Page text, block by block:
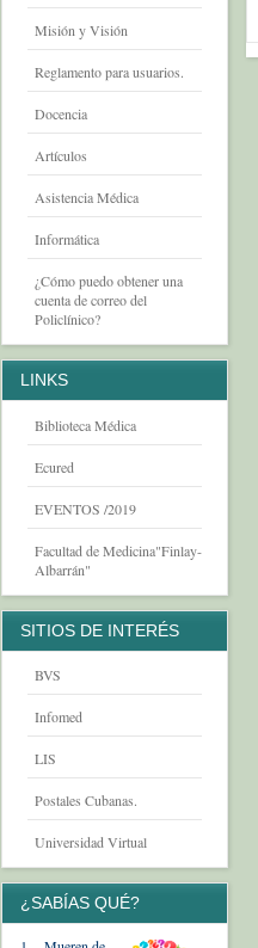
Misión y Visión
Reglamento para usuarios.
Docencia
Artículos
Asistencia Médica
Informática
¿Cómo puedo obtener una
cuenta de correo del
Policlínico?
LINKS
Biblioteca Médica
Ecured
EVENTOS /2019
Facultad de Medicina"Finlay-
Albarrán"
SITIOS DE INTERÉS
BVS
Infomed
LIS
Postales Cubanas.
Universidad Virtual
¿SABÍAS QUÉ?